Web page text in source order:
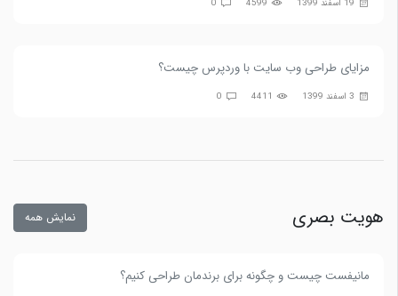
19 اسفند 1399 4599
0
مزایای طراحی وب سایت با وردپرس چیست؟
3 اسفند 1399 4411
0
هویت بصری نمایش همه
مانیفست چیست و چگونه برای برندمان طراحی کنیم؟